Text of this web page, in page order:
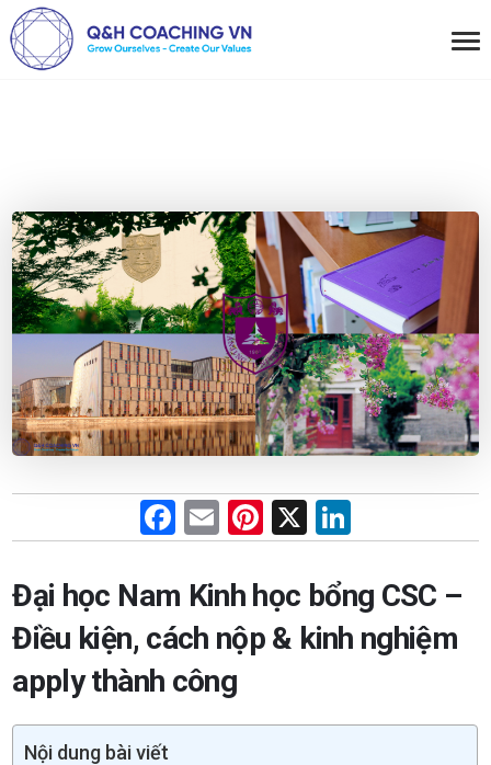
F
a
ce
b
o
o
k
E
m
ail
Pi
nt
er
es
t
X
n
ke
dI
n
Đại học Nam Kinh học bổng CSC –
Điều kiện, cách nộp & kinh nghiệm
apply thành công
Nội dung bài viết